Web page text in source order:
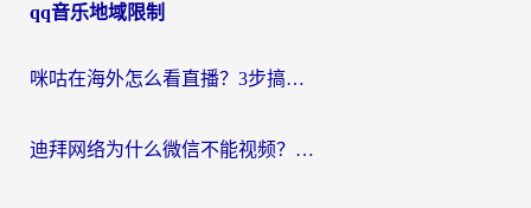
qq音乐地域限制
咪咕在海外怎么看直播？3步搞定地域限制，还能畅看腾讯视频与国内热剧
迪拜网络为什么微信不能视频？海外党必看的回国加速全攻略